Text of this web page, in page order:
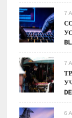
7
7
6